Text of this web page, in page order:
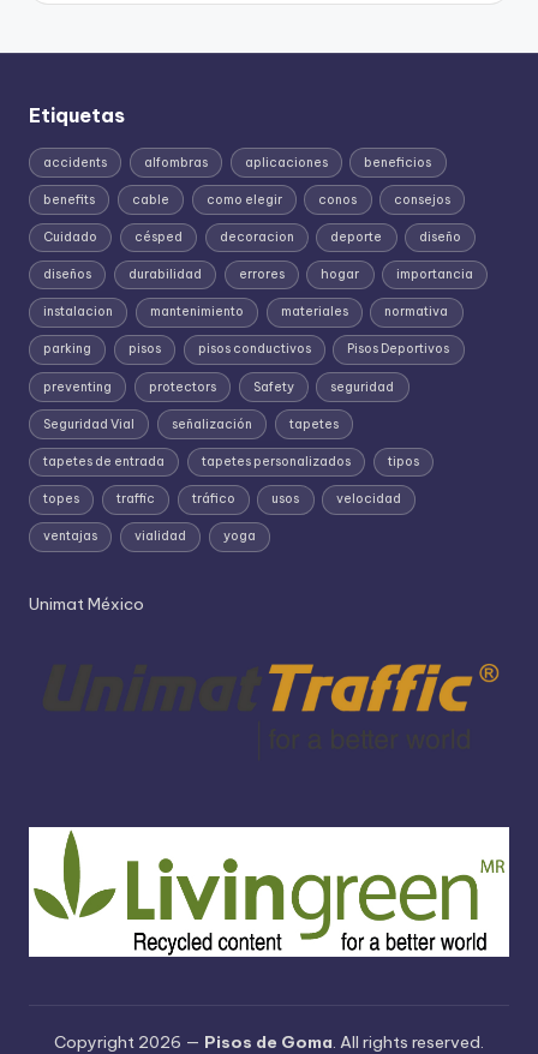
Etiquetas
accidents alfombras aplicaciones beneficios
benefits cable como elegir conos consejos
Cuidado césped decoracion deporte diseño
diseños durabilidad errores hogar importancia
instalacion mantenimiento materiales normativa
parking pisos pisos conductivos Pisos Deportivos
preventing protectors Safety seguridad
Seguridad Vial señalización tapetes
tapetes de entrada tapetes personalizados tipos
topes traffic tráfico usos velocidad
ventajas vialidad yoga
Unimat México
Copyright 2026 — Pisos de Goma. All rights reserved.